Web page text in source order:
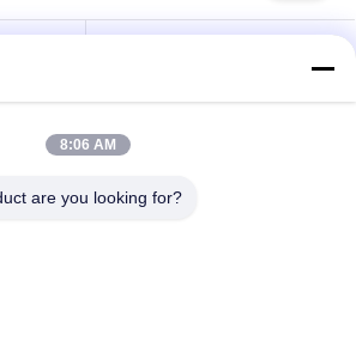
Fabrication de fil de
8:06 AM
are you looking for?